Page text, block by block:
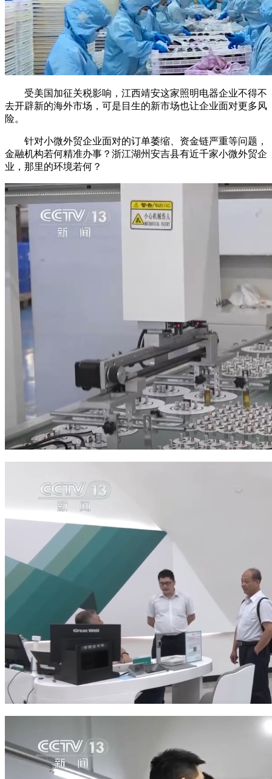
受美国加征关税影响，江西靖安这家照明电器企业不得不
去开辟新的海外市场，可是目生的新市场也让企业面对更多风
险。
针对小微外贸企业面对的订单萎缩、资金链严重等问题，
金融机构若何精准办事？浙江湖州安吉县有近千家小微外贸企
业，那里的环境若何？